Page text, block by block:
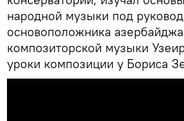
народной музыки под
основоположника
композиторской музыки
уроки композиции у Бориса